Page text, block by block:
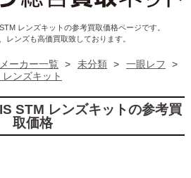
レンズキットの参考買取価格ページです。
レンズも高価買取致しております。
メーカー一覧 > 未分類 > 一眼レフ
>
ンズキット
STM レンズキットの参考買
取価格